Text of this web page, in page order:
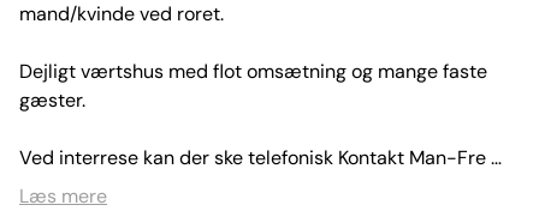
mand/kvinde ved roret.
Dejligt værtshus med flot omsætning og mange faste
gæster.
Ved interrese kan der ske telefonisk Kontakt Man-Fre
(11-13) eller pr Mail.
Læs mere